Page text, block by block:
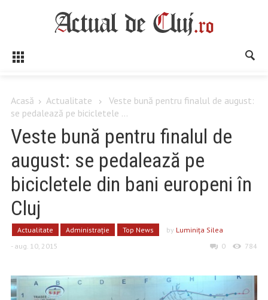
Acasă Actualitate
Veste bună pentru finalul de august:
se pedalează pe bicicletele ...
Veste bună pentru finalul de
august: se pedalează pe
bicicletele din bani europeni în
Cluj
Actualitate Administrație Top News by Luminiţa Silea
- aug. 10, 2015
0 784